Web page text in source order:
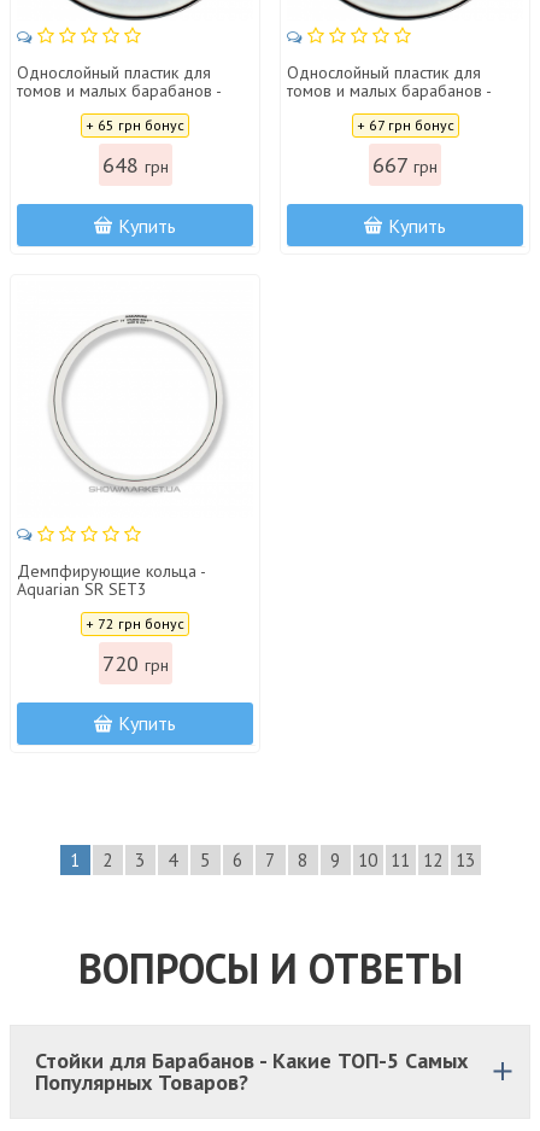
Однослойный пластик для
томов и малых барабанов -
Aquarian CCFX13
+ 65 грн бонус
648 грн
Купить
Однослойный пластик для
томов и малых барабанов -
Aquarian CCFX14
+ 67 грн бонус
667 грн
Купить
Демпфирующие кольца -
Aquarian SR SET3
+ 72 грн бонус
720 грн
Купить
1 2 3 4 5 6 7 8 9 10 11 12 13
ВОПРОСЫ И ОТВЕТЫ
Стойки для Барабанов - Какие ТОП-5 Самых
Популярных Товаров?